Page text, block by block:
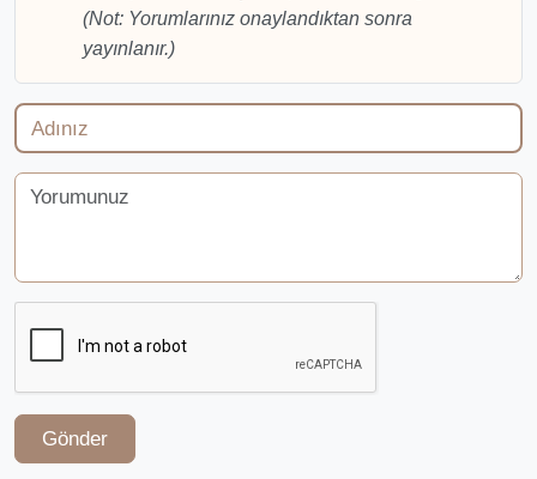
(Not: Yorumlarınız onaylandıktan sonra
yayınlanır.)
Gönder